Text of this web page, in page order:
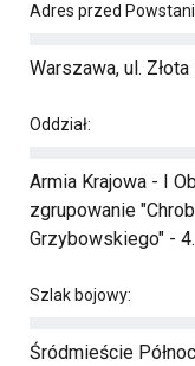
Adres przed
Warszawa, ul. Złota
Oddział:
Armia Krajowa - I
zgrupowanie
Grzybowskiego" -
Szlak bojowy:
Śródmieście Północ